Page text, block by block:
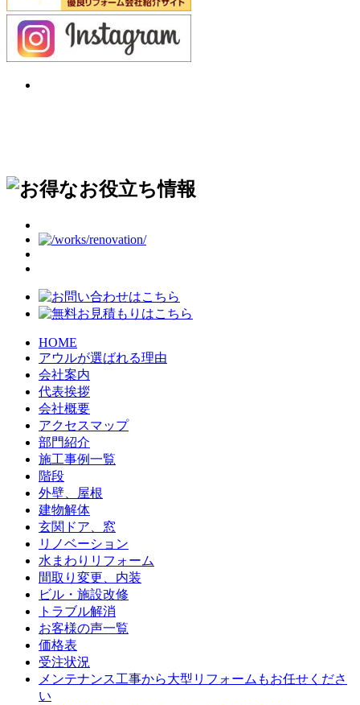
HOME
アウルが選ばれる理由
会社案内
代表挨拶
会社概要
アクセスマップ
部門紹介
施工事例一覧
階段
外壁、屋根
建物解体
玄関ドア、窓
リノベーション
水まわりリフォーム
間取り変更、内装
ビル・施設改修
トラブル解消
お客様の声一覧
価格表
受注状況
メンテナンス工事から大型リフォームもお任せくださ
い